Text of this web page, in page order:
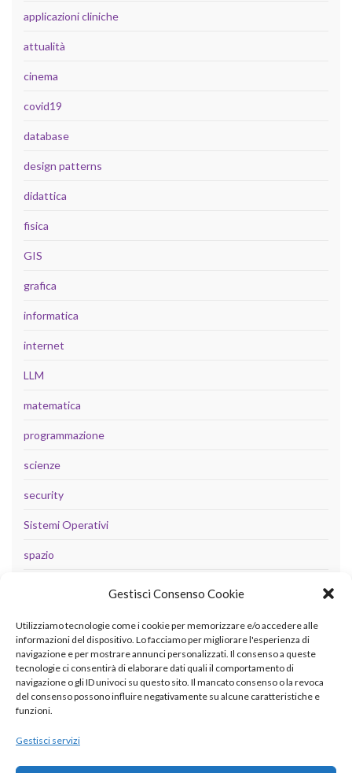
Gestisci Consenso Cookie
Utilizziamo tecnologie come i cookie per memorizzare e/o accedere alle
informazioni del dispositivo. Lo facciamo per migliorare l'esperienza di
navigazione e per mostrare annunci personalizzati. Il consenso a queste
tecnologie ci consentirà di elaborare dati quali il comportamento di
navigazione o gli ID univoci su questo sito. Il mancato consenso o la revoca
del consenso possono influire negativamente su alcune caratteristiche e
funzioni.
Gestisci servizi
applicazioni cliniche
attualità
cinema
covid19
database
design patterns
didattica
fisica
GIS
grafica
informatica
internet
LLM
matematica
programmazione
scienze
security
Sistemi Operativi
spazio
META
Accedi
Feed dei contenuti
Feed dei commenti